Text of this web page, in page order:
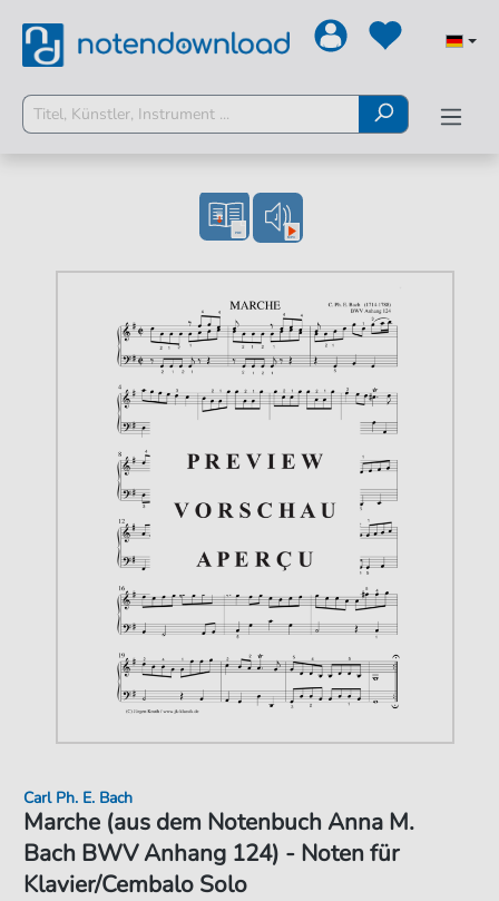
Marche (aus dem Notenbuch Anna M.
Bach BWV Anhang 124) - Noten für
Klavier/Cembalo Solo
Carl Ph. E. Bach